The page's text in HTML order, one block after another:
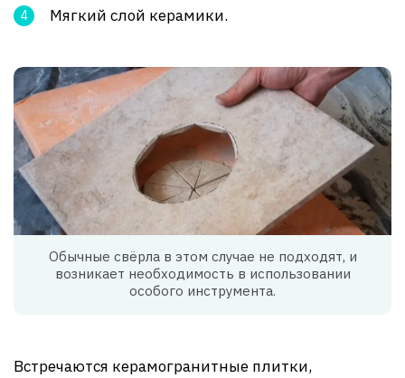
Мягкий слой керамики.
Обычные свёрла в этом случае не подходят, и
возникает необходимость в использовании
особого инструмента.
Встречаются керамогранитные плитки,